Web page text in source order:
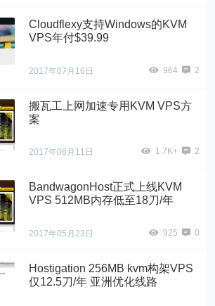
Cloudflexy支持Windows的KVM
VPS年付$39.99
2017年07月16日 964 2
搬瓦工上网加速专用KVM VPS方
案
2017年06月11日 1.7K+ 2
BandwagonHost正式上线KVM
VPS 512MB内存低至18刀/年
2017年05月23日 925 0
Hostigation 256MB kvm构架VPS
仅12.5刀/年 亚洲优化线路